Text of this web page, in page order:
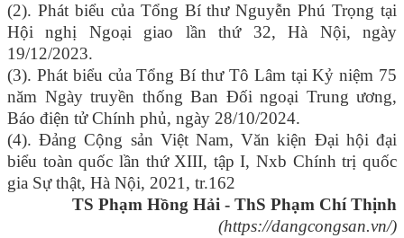
(2). Phát biểu của Tổng Bí thư Nguyễn Phú Trọng tại
Hội nghị Ngoại giao lần thứ 32, Hà Nội, ngày
19/12/2023.
(3). Phát biểu của Tổng Bí thư Tô Lâm tại Kỷ niệm 75
năm Ngày truyền thống Ban Đối ngoại Trung ương,
Báo điện tử Chính phủ, ngày 28/10/2024.
(4). Đảng Cộng sản Việt Nam, Văn kiện Đại hội đại
biểu toàn quốc lần thứ XIII, tập I, Nxb Chính trị quốc
gia Sự thật, Hà Nội, 2021, tr.162
TS Phạm Hồng Hải - ThS Phạm Chí Thịnh
(https://dangcongsan.vn/)